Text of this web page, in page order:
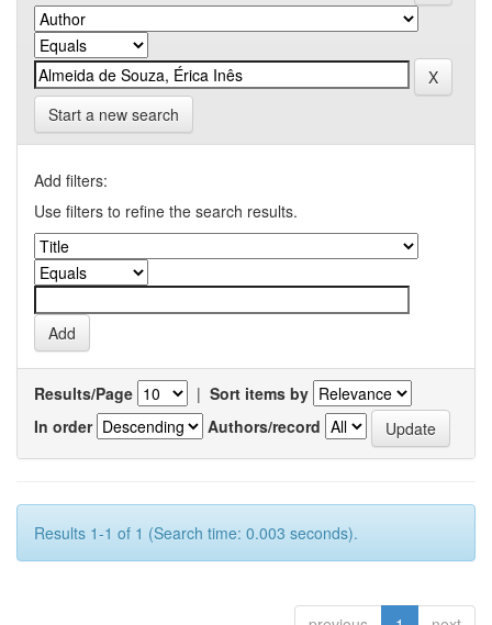
Start a new search
Add filters:
Use filters to refine the search results.
Results/Page | Sort items by
In order
Authors/record
Results 1-1 of 1 (Search time: 0.003 seconds).